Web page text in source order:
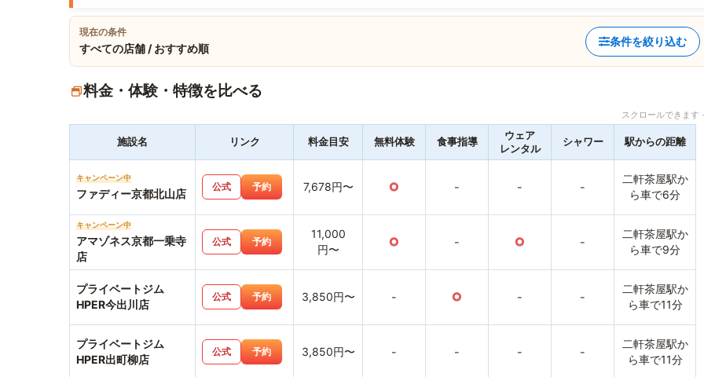
現在の条件
すべての店舗 / おすすめ順
条件を絞り込む
料金・体験・特徴を比べる
スクロールできま
施設名 リンク 料金目安 無料体験 食事指導
ウェア
レンタル
シャワー 駅からの距離
キャンペーン中
ファディー京都北山店
公式 予約 7,678円〜 ○ - - -
二軒茶屋駅か
ら車で6分
キャンペーン中
アマゾネス京都一乗寺
店
公式 予約
11,000
円〜
○ - ○ -
二軒茶屋駅か
ら車で9分
プライベートジム
HPER今出川店
公式 予約 3,850円〜 - ○ - -
二軒茶屋駅か
ら車で11分
プライベートジム
HPER出町柳店
公式 予約 3,850円〜 - - - -
二軒茶屋駅か
ら車で11分